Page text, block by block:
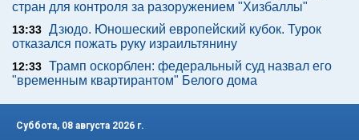
стран для контроля за разоружением "Хизбаллы"
13:33 Дзюдо. Юношеский европейский кубок. Турок
отказался пожать руку израильтянину
12:33 Трамп оскорблен: федеральный суд назвал его
"временным квартирантом" Белого дома
Суббота, 08 августа 2026 г.